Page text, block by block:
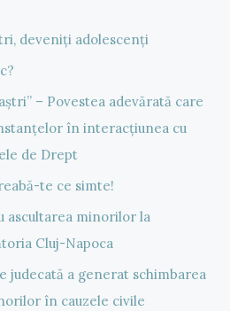
deveniți adolescenți
– Povestea adevărată care
în interacțiunea cu
de Drept
te ce simte!
ascultarea minorilor la
Cluj-Napoca
judecată a generat schimbarea
în cauzele civile